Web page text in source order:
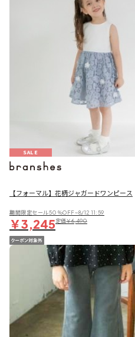
SALE
【フォーマル】花柄ジャガードワンピース
期間限定セール50％OFF~8/12 11:59
￥3,245定価￥6,490